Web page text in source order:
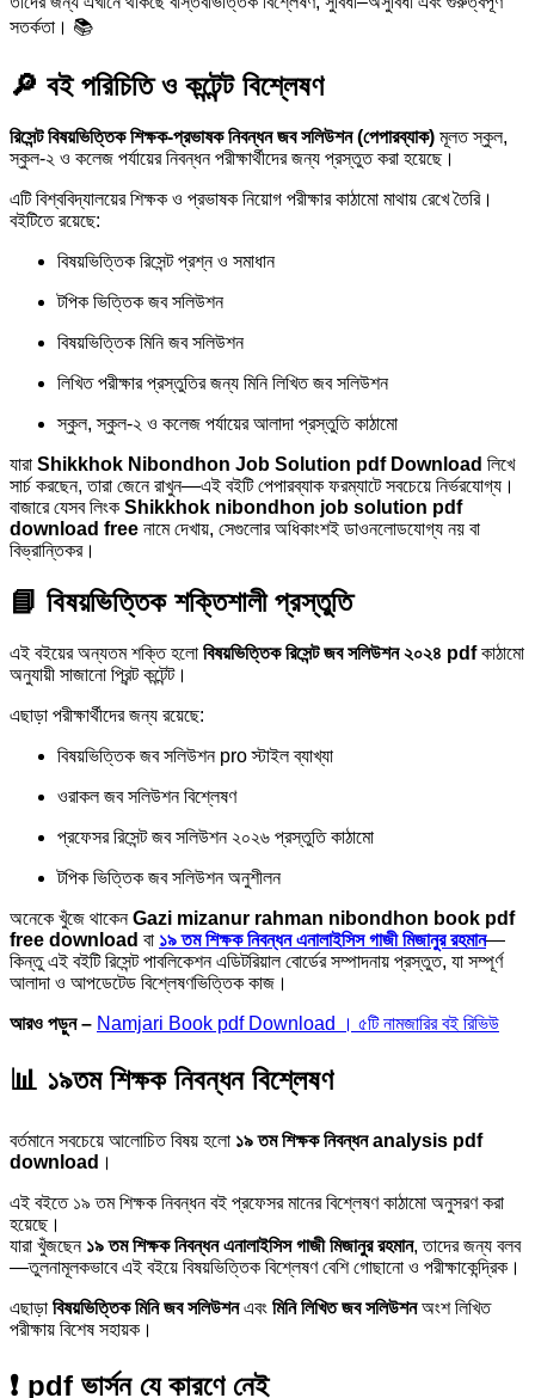
সতর্কতা। 📚
🔎 বই পরিচিতি ও কন্টেন্ট বিশ্লেষণ
রিসেন্ট বিষয়ভিত্তিক শিক্ষক-প্রভাষক নিবন্ধন জব সলিউশন (পেপারব্যাক) মূলত স্কুল,
স্কুল-২ ও কলেজ পর্যায়ের নিবন্ধন পরীক্ষার্থীদের জন্য প্রস্তুত করা হয়েছে।
এটি বিশ্ববিদ্যালয়ের শিক্ষক ও প্রভাষক নিয়োগ পরীক্ষার কাঠামো মাথায় রেখে তৈরি।
বইটিতে রয়েছে:
বিষয়ভিত্তিক রিসেন্ট প্রশ্ন ও সমাধান
টপিক ভিত্তিক জব সলিউশন
বিষয়ভিত্তিক মিনি জব সলিউশন
লিখিত পরীক্ষার প্রস্তুতির জন্য মিনি লিখিত জব সলিউশন
স্কুল, স্কুল-২ ও কলেজ পর্যায়ের আলাদা প্রস্তুতি কাঠামো
যারা Shikkhok Nibondhon Job Solution pdf Download লিখে
সার্চ করছেন, তারা জেনে রাখুন—এই বইটি পেপারব্যাক ফরম্যাটে সবচেয়ে নির্ভরযোগ্য।
বাজারে যেসব লিংক Shikkhok nibondhon job solution pdf
download free নামে দেখায়, সেগুলোর অধিকাংশই ডাওনলোডযোগ্য নয় বা
বিভ্রান্তিকর।
📘 বিষয়ভিত্তিক শক্তিশালী প্রস্তুতি
এই বইয়ের অন্যতম শক্তি হলো বিষয়ভিত্তিক রিসেন্ট জব সলিউশন ২০২৪ pdfকাঠামো
অনুযায়ী সাজানো প্রিন্ট কন্টেন্ট।
এছাড়া পরীক্ষার্থীদের জন্য রয়েছে:
বিষয়ভিত্তিক জব সলিউশন pro স্টাইল ব্যাখ্যা
ওরাকল জব সলিউশন বিশ্লেষণ
প্রফেসর রিসেন্ট জব সলিউশন ২০২৬ প্রস্তুতি কাঠামো
টপিক ভিত্তিক জব সলিউশন অনুশীলন
অনেকে খুঁজে থাকেনGazi mizanur rahman nibondhon book pdf
free download বা ১৯ তম শিক্ষক নিবন্ধন এনালাইসিস গাজী মিজানুর রহমান—
কিন্তু এই বইটি রিসেন্ট পাবলিকেশন এডিটরিয়াল বোর্ডের সম্পাদনায় প্রস্তুত, যা সম্পূর্ণ
আলাদা ও আপডেটেড বিশ্লেষণভিত্তিক কাজ।
আরও পড়ুন – Namjari Book pdf Download । ৫টি নামজারির বই রিভিউ
📊 ১৯তম শিক্ষক নিবন্ধন বিশ্লেষণ
বর্তমানে সবচেয়ে আলোচিত বিষয় হলো ১৯ তম শিক্ষক নিবন্ধন analysis pdf
download ।
এই বইতে ১৯ তম শিক্ষক নিবন্ধন বই প্রফেসর মানের বিশ্লেষণ কাঠামো অনুসরণ করা
হয়েছে।
যারা খুঁজছেন ১৯ তম শিক্ষক নিবন্ধন এনালাইসিস গাজী মিজানুর রহমান, তাদের জন্য বলব
—তুলনামূলকভাবে এই বইয়ে বিষয়ভিত্তিক বিশ্লেষণ বেশি গোছানো ও পরীক্ষাকেন্দ্রিক।
এছাড়া বিষয়ভিত্তিক মিনি জব সলিউশনএবং মিনি লিখিত জব সলিউশনঅংশ লিখিত
পরীক্ষায় বিশেষ সহায়ক।
❗ pdf ভার্সন যে কারণে নেই